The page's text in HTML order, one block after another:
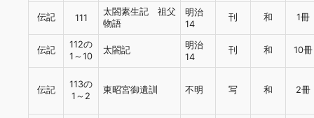
伝記 111
太閤素生記 祖父
物語
明治
14
刊 和 1冊
伝記
112の
1～10
太閤記
明治
14
刊 和 10冊
伝記
113の
1～2
東昭宮御遺訓 不明 写 和 2冊